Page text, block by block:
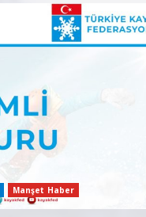
Manşet Haber